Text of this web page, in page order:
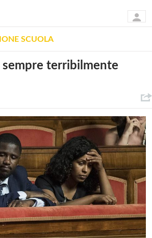
SCUOLA
sempre terribilmente